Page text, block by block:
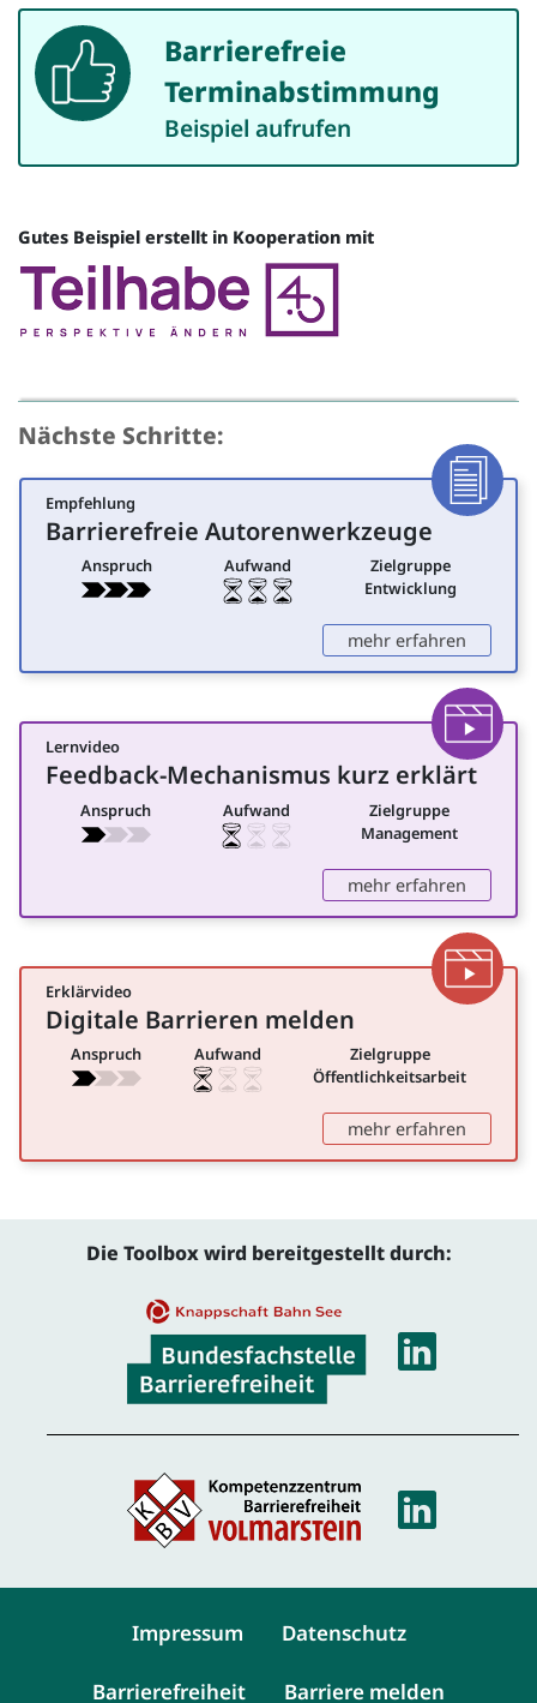
Beispiel
Barrierefreie
Terminabstimmung
Beispiel aufrufen
Quelle
Gutes Beispiel erstellt in Kooperation mit
Nächste Schritte:
Empfehlung
für Entwicklung
Barrierefreie Autorenwerkzeuge
Anspruch Aufwand
Zielgruppe
Entwicklung
mehr erfahren
Lernvideo
für Management
Feedback-Mechanismus kurz erklärt
Video
Anspruch Aufwand
Zielgruppe
Management
mehr erfahren
Erklärvideo
für Öffentlichkeitsarbeit
Digitale Barrieren melden Video
Anspruch Aufwand
Zielgruppe
Öffentlichkeitsarbeit
mehr erfahren
Die Toolbox wird bereitgestellt durch:
Service-Navigation
Impressum Datenschutz
Barrierefreiheit Barriere melden